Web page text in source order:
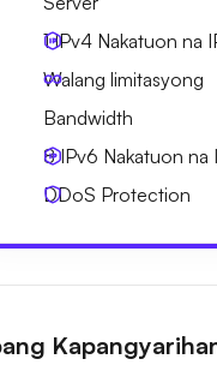
1 IPv4 Nakatuon na
Walang limitasyong
Bandwidth
8 IPv6 Nakatuon na
DDoS Protection